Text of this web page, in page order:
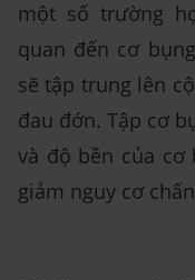
một số trường
quan đến cơ
sẽ tập trung lên
đau đớn. Tập cơ
và độ bền của cơ
giảm nguy cơ